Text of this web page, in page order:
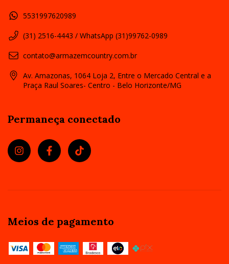
5531997620989
(31) 2516-4443 / WhatsApp (31)99762-0989
contato@armazemcountry.com.br
Av. Amazonas, 1064 Loja 2, Entre o Mercado Central e a
Praça Raul Soares- Centro - Belo Horizonte/MG
Permaneça conectado
Meios de pagamento